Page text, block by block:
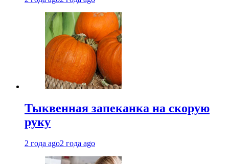
Тыквенная запеканка на скорую
руку
2 года ago2 года ago